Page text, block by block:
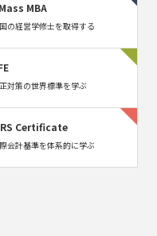
MBA
の経営学修士を取得する
対策の世界標準を学ぶ
Certificate
会計基準を体系的に学ぶ